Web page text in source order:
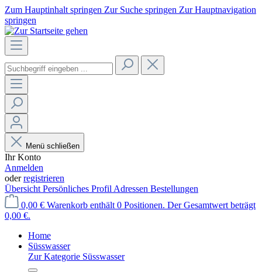
Zum Hauptinhalt springen Zur Suche springen Zur Hauptnavigation
springen
Menü schließen
Ihr Konto
Anmelden
oderregistrieren
Übersicht Persönliches Profil Adressen Bestellungen
0,00 € Warenkorb enthält 0 Positionen. Der Gesamtwert beträgt
0,00 €.
Home
Süsswasser
Zur Kategorie Süsswasser